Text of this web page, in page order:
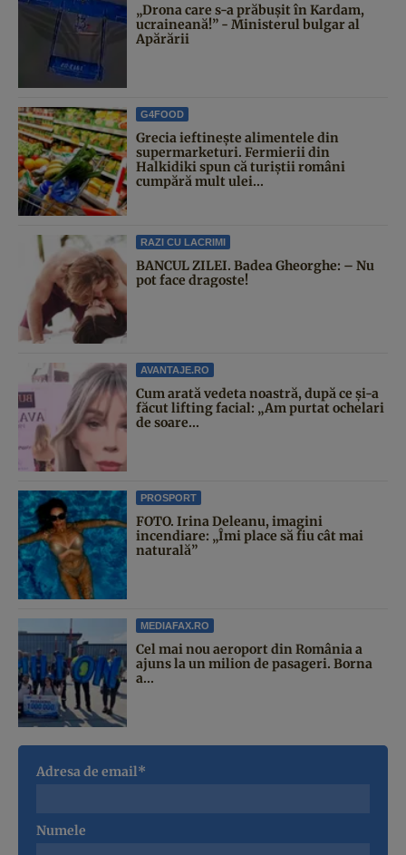
„Drona care s-a prăbușit în Kardam,
ucraineană!” - Ministerul bulgar al
Apărării
G4FOOD
Grecia ieftinește alimentele din
supermarketuri. Fermierii din
Halkidiki spun că turiștii români
cumpără mult ulei...
RAZI CU LACRIMI
BANCUL ZILEI. Badea Gheorghe: – Nu
pot face dragoste!
AVANTAJE.RO
Cum arată vedeta noastră, după ce și-a
făcut lifting facial: „Am purtat ochelari
de soare...
PROSPORT
FOTO. Irina Deleanu, imagini
incendiare: „Îmi place să fiu cât mai
naturală”
MEDIAFAX.RO
Cel mai nou aeroport din România a
ajuns la un milion de pasageri. Borna
a...
Adresa de email*
Numele